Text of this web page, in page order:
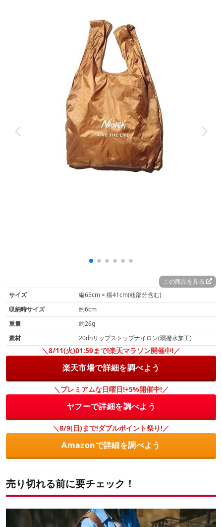
この商品を見る
サイズ
縦65cm × 横41cm(紐部分含む)
収納時サイズ
約6cm
重量
約26g
素材
20dnリップストップナイロン(弱撥水加工)
＼8/11(火)01:59まで!楽天マラソン開催中!／
楽天市場で詳細を調べよう
＼プレミアムな日曜日!+5%開催中!／
ヤフーで詳細を調べよう
＼8/9(日)まで!ダブルポイント祭り!／
Amazonで詳細を調べよう
売り切れる前に要チェック！